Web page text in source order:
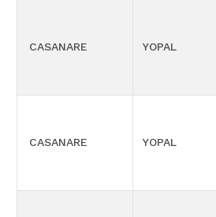
CASANARE YOPAL
CASANARE YOPAL